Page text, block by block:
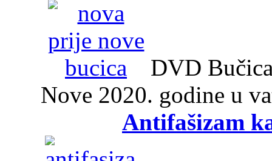
DVD
Nove 2020. godine u
Antifašizam